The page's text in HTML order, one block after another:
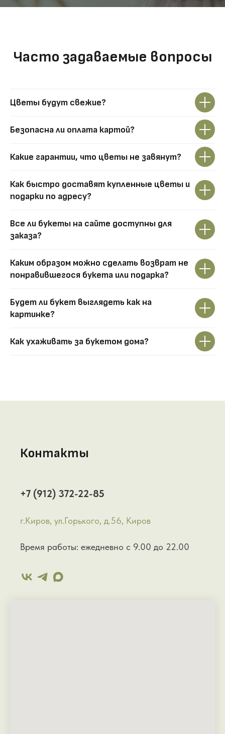
Часто задаваемые вопросы
Цветы будут свежие?
Безопасна ли оплата картой?
Какие гарантии, что цветы не завянут?
Как быстро доставят купленные цветы и
подарки по адресу?
Все ли букеты на сайте доступны для
заказа?
Каким образом можно сделать возврат не
понравившегося букета или подарка?
Будет ли букет выглядеть как на
картинке?
Как ухаживать за букетом дома?
Контакты
+7 (912) 372-22-85
г.Киров, ул.Горького, д.56, Киров
Время работы: ежедневно с 9.00 до 22.00